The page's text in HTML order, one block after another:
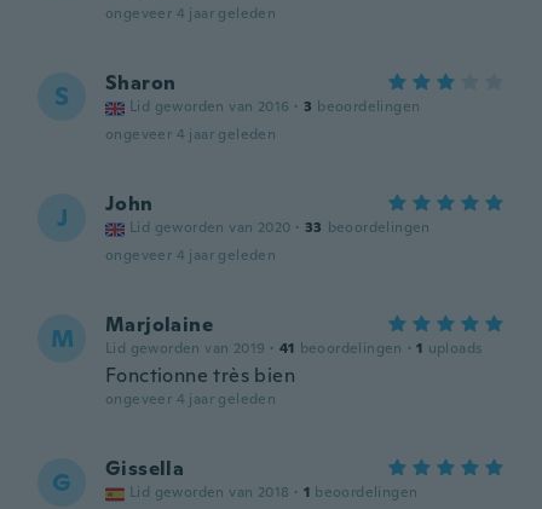
ongeveer 4 jaar geleden
S Sharon
Lid geworden van 2016 · 3 beoordelingen
ongeveer 4 jaar geleden
J John
Lid geworden van 2020 · 33 beoordelingen
ongeveer 4 jaar geleden
M Marjolaine
Lid geworden van 2019 · 41 beoordelingen · 1 uploads
Fonctionne très bien
ongeveer 4 jaar geleden
G Gissella
Lid geworden van 2018 · 1 beoordelingen